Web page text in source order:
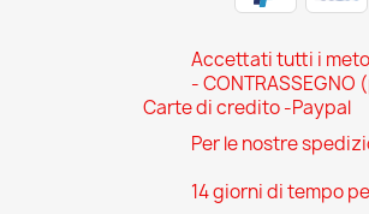
Accettati tutti i
-
Carte di credito -Paypal
Per le nostre
14 giorni di tempo